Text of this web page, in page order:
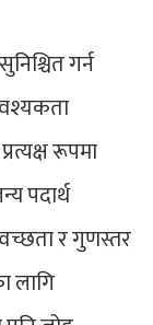
गर्न
रूपमा
पदार्थ
र गुणस्तर
लागि